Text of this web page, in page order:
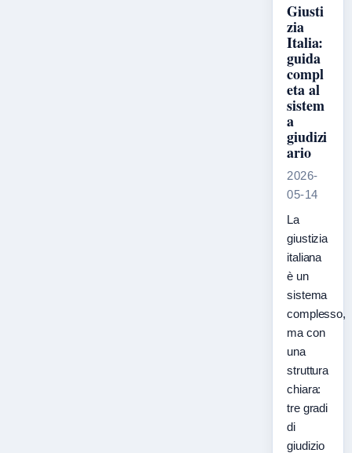
Giusti
zia
Italia:
guida
compl
eta al
sistem
a
giudizi
ario
2026-
05-14
La
giustizia
italiana
è un
sistema
complesso,
ma con
una
struttura
chiara:
tre gradi
di
giudizio